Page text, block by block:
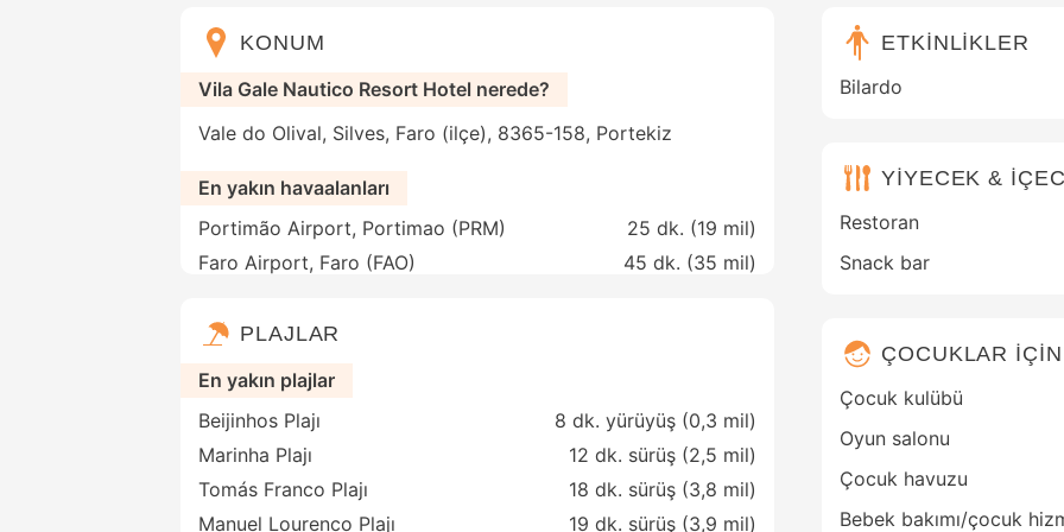
KONUM
Vila Gale Nautico Resort Hotel nerede?
Vale do Olival, Silves, Faro (ilçe), 8365-158, Portekiz
En yakın havaalanları
Portimão Airport, Portimao (PRM)
25 dk. (19 mil)
Faro Airport, Faro (FAO)
45 dk. (35 mil)
PLAJLAR
En yakın plajlar
Beijinhos Plajı
8 dk. yürüyüş (0,3 mil)
Marinha Plajı
12 dk. sürüş (2,5 mil)
Tomás Franco Plajı
18 dk. sürüş (3,8 mil)
Manuel Lourenco Plajı
19 dk. sürüş (3,9 mil)
ETKİNLİKLER
Bilardo
YİYECEK &
Restoran
Snack bar
ÇOCUKLAR İÇİN
Çocuk kulübü
Oyun salonu
Çocuk havuzu
Bebek bakımı/çocuk